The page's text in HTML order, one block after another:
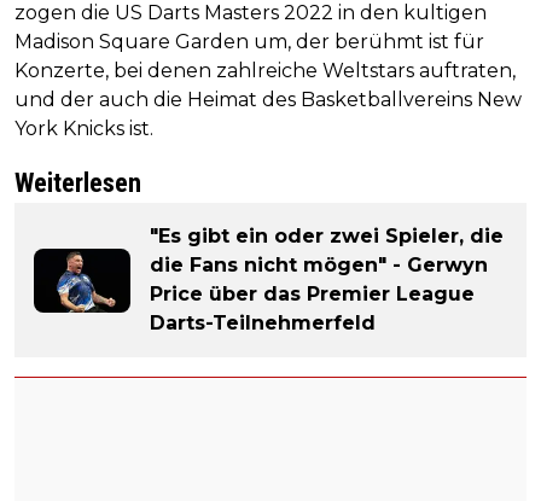
zogen die US Darts Masters 2022 in den kultigen
Madison Square Garden um, der berühmt ist für
Konzerte, bei denen zahlreiche Weltstars auftraten,
und der auch die Heimat des Basketballvereins New
York Knicks ist.
Weiterlesen
"Es gibt ein oder zwei Spieler, die
die Fans nicht mögen" - Gerwyn
Price über das Premier League
Darts-Teilnehmerfeld